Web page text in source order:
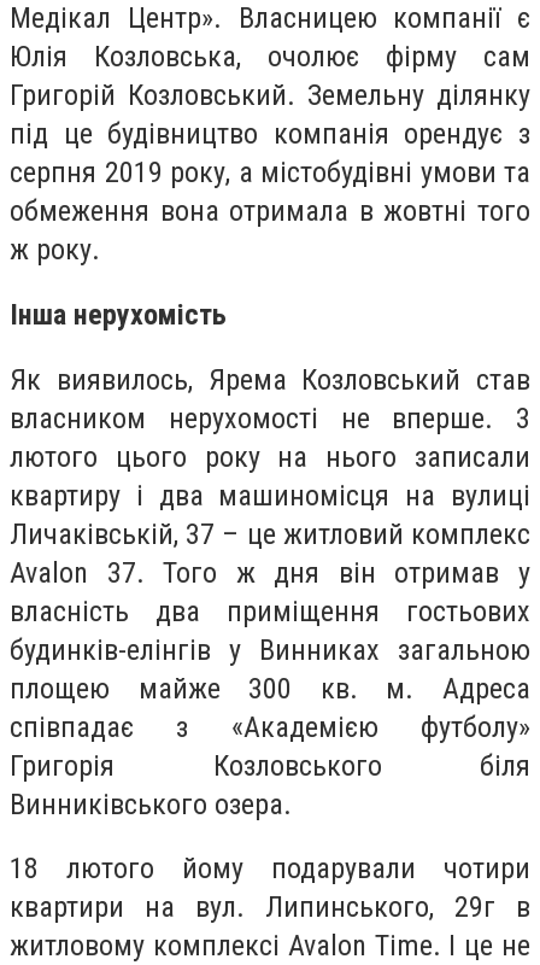
Медікал Центр». Власницею компанії є
Юлія Козловська, очолює фірму сам
Григорій Козловський. Земельну ділянку
під це будівництво компанія орендує з
серпня 2019 року, а містобудівні умови та
обмеження вона отримала в жовтні того
ж року.
Інша нерухомість
Як виявилось, Ярема Козловський став
власником нерухомості не вперше. 3
лютого цього року на нього записали
квартиру і два машиномісця на вулиці
Личаківській, 37 – це житловий комплекс
Avalon 37. Того ж дня він отримав у
власність два приміщення гостьових
будинків-елінгів у Винниках загальною
площею майже 300 кв. м. Адреса
співпадає з «Академією футболу»
Григорія Козловського біля
Винниківського озера.
18 лютого йому подарували чотири
квартири на вул. Липинського, 29г в
житловому комплексі Avalon Time. І це не